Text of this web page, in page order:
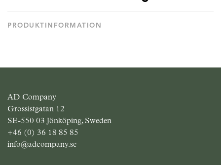
PRODUKTINFORMATION
AD Company
Grossistgatan 12
SE-550 03 Jönköping, Sweden
+46 (0) 36 18 85 85
info@adcompany.se